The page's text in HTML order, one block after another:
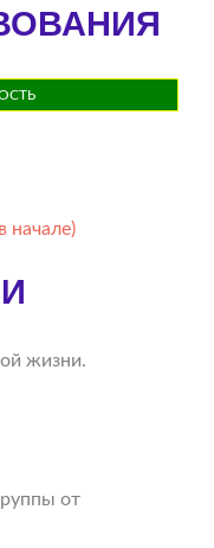
начале)
жизни.
от